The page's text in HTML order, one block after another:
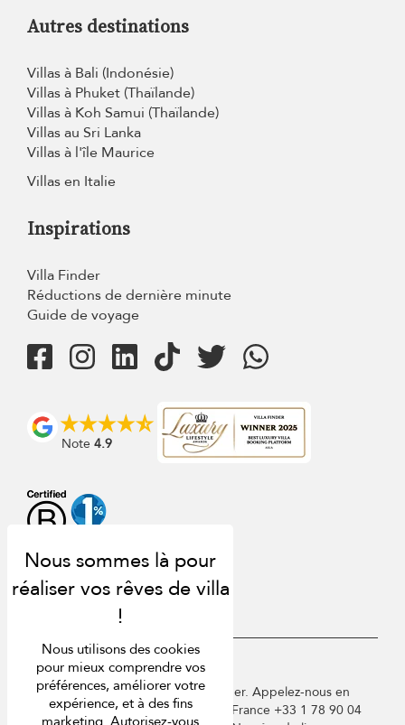
Autres destinations
Villas à Bali (Indonésie)
Villas à Phuket (Thaïlande)
Villas à Koh Samui (Thaïlande)
Villas au Sri Lanka
Villas à l'île Maurice
Villas en Italie
Inspirations
Villa Finder
Réductions de dernière minute
Guide de voyage
Note 4.9
USD $ fr Français
Copyright © 2026 St Barts Villa Finder. Appelez-nous en
Angleterre au +44 2 033 933 883 / France +33 1 78 90 04
Nous utilisons des cookies
pour mieux comprendre vos
préférences, améliorer votre
expérience, et à des fins
marketing. Autorisez-vous